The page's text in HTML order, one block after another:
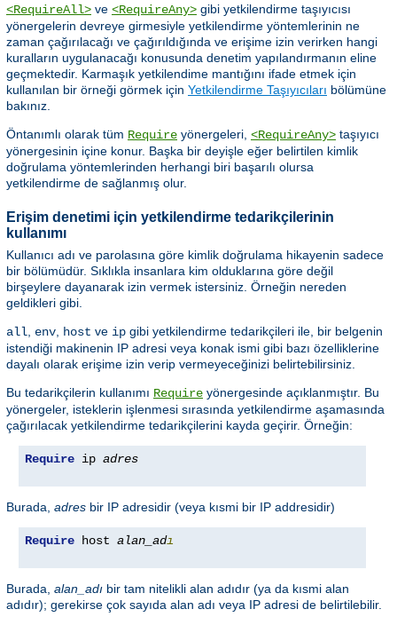
<RequireAll> ve <RequireAny> gibi yetkilendirme taşıyıcısı
yönergelerin devreye girmesiyle yetkilendirme yöntemlerinin ne
zaman çağırılacağı ve çağırıldığında ve erişime izin verirken hangi
kuralların uygulanacağı konusunda denetim yapılandırmanın eline
geçmektedir. Karmaşık yetkilendime mantığını ifade etmek için
kullanılan bir örneği görmek için Yetkilendirme Taşıyıcıları bölümüne
bakınız.
Öntanımlı olarak tüm Require yönergeleri, <RequireAny> taşıyıcı
yönergesinin içine konur. Başka bir deyişle eğer belirtilen kimlik
doğrulama yöntemlerinden herhangi biri başarılı olursa
yetkilendirme de sağlanmış olur.
Erişim denetimi için yetkilendirme tedarikçilerinin
kullanımı
Kullanıcı adı ve parolasına göre kimlik doğrulama hikayenin sadece
bir bölümüdür. Sıklıkla insanlara kim olduklarına göre değil
birşeylere dayanarak izin vermek istersiniz. Örneğin nereden
geldikleri gibi.
all env host ve ip gibi yetkilendirme tedarikçileri ile, bir belgenin
istendiği makinenin IP adresi veya konak ismi gibi bazı özelliklerine
dayalı olarak erişime izin verip vermeyeceğinizi belirtebilirsiniz.
Bu tedarikçilerin kullanımı Require yönergesinde açıklanmıştır. Bu
yönergeler, isteklerin işlenmesi sırasında yetkilendirme aşamasında
çağırılacak yetkilendirme tedarikçilerini kayda geçirir. Örneğin:
Require ip adres
Burada, adres bir IP adresidir (veya kısmi bir IP addresidir)
Require host alan_adı
Burada, alan_adı bir tam nitelikli alan adıdır (ya da kısmi alan
adıdır); gerekirse çok sayıda alan adı veya IP adresi de belirtilebilir.